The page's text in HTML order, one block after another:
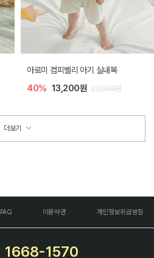
아로미 컴피벨리 아기 실내복
40% 13,200원 22,000원
더보기
FAQ 이용약관 개인정보취급방침
1668-1570